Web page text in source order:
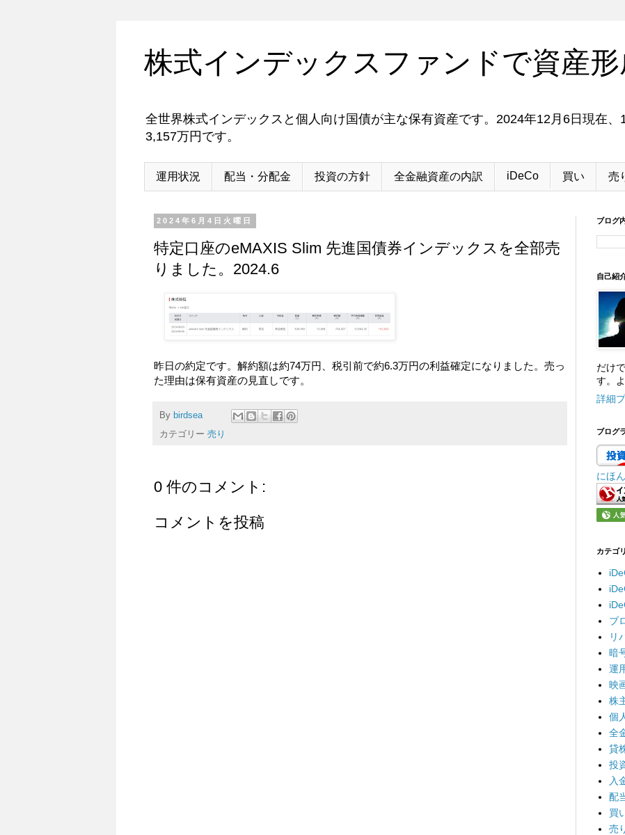
株式インデックスファンドで資産形
全世界株式インデックスと個人向け国債が主な保有資産です。2024年12月6日現在
3,157万円です。
運用状況 配当・分配金 投資の方針 全金融資産の内訳 iDeCo 買い 売
2024年6月4日火曜日
特定口座のeMAXIS Slim 先進国債券インデックスを全部売
りました。2024.6
昨日の約定です。解約額は約74万円、税引前で約6.3万円の利益確定になりました。売っ
た理由は保有資産の見直しです。
By birdsea
カテゴリー 売り
0 件のコメント:
コメントを投稿
ブログ
自己紹
だけ
す。
詳細
ブログ
にほ
カテゴ
ブ
リ
暗
運
映
株
個
全
貸
投
入
配
買
売